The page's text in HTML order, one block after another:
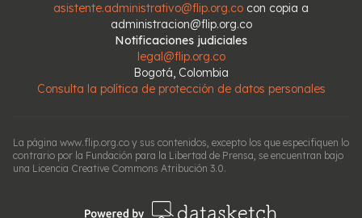
asistente.administrativo@flip.org.co con copia a
administracion@flip.org.co
Notificaciones judiciales
legal@flip.org.co
Bogotá, Colombia
Consulta la política de protección de datos personales
La página www.flip.org.co y sus contenidos, excepto los que especifiquen lo
contrario por la Fundación para la Libertad de Prensa, se encuentran bajo
una Licencia Creative Commons Atribución 3.0.